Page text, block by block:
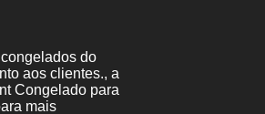
do
aos clientes., a
Congelado para
mais